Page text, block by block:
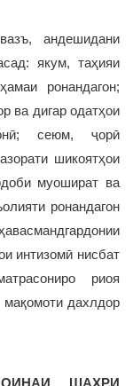
андешидани
якум, таҳияи
ронандагон;
ва дигар одатҳои
сеюм, ҷорӣ
шикоятҳои
муошират ва
ронандагон
интизомӣ нисбат
риоя
мақомоти дахлдор
ШАҲРИ